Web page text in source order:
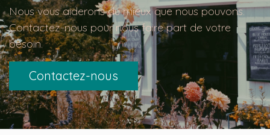
Nous vous aiderons du mieux que nous pouvons.
Contactez-nous pour nous faire part de votre
besoin.
Contactez-nous